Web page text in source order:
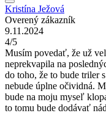
Kristína Ježová
Overený zákazník
9.11.2024
4/5
Musím povedať, že už
neprekvapila na
do toho, že to bude triler
nebude úplne očividná.
bude na moju myseľ
to tomu bude dodávať